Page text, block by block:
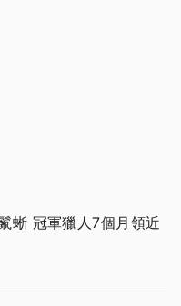
蜥 冠軍獵人7個月領近